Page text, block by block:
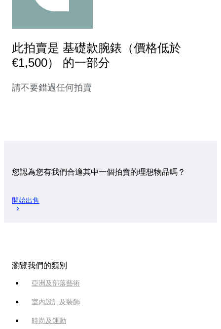
此拍賣是 基礎款腕錶（價格低於
€1,500） 的一部分
請不要錯過任何拍賣
您認為您有我們合適其中一個拍賣的理想物品嗎？
開始出售
瀏覽我們的類別
亞洲及部落藝術
室內設計及裝飾
時尚及運動